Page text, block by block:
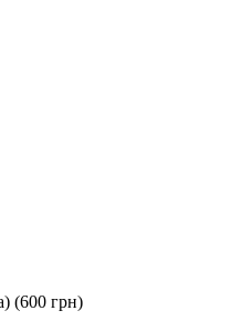
(600 грн)